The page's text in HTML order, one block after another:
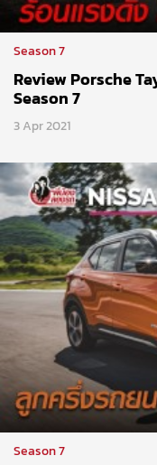
Season 7
Review Porsche
Season 7
3 Apr 2021
Season 7